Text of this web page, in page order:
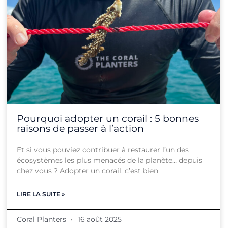
Pourquoi adopter un corail : 5 bonnes
raisons de passer à l’action
Et si vous pouviez contribuer à restaurer l’un des
écosystèmes les plus menacés de la planète… depuis
chez vous ? Adopter un corail, c’est bien
LIRE LA SUITE »
Coral Planters 16 août 2025